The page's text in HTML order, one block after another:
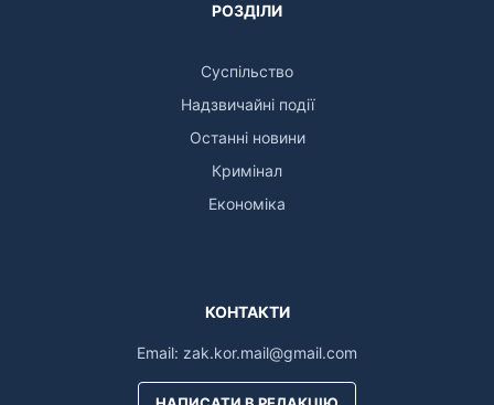
РОЗДІЛИ
Суспільство
Надзвичайні події
Останні новини
Кримінал
Економіка
КОНТАКТИ
Email: zak.kor.mail@gmail.com